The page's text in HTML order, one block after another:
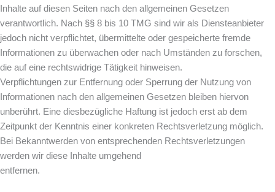
Inhalte auf diesen Seiten nach den allgemeinen Gesetzen
verantwortlich. Nach §§ 8 bis 10 TMG sind wir als Diensteanbieter
jedoch nicht verpflichtet, übermittelte oder gespeicherte fremde
Informationen zu überwachen oder nach Umständen zu forschen,
die auf eine rechtswidrige Tätigkeit hinweisen.
Verpflichtungen zur Entfernung oder Sperrung der Nutzung von
Informationen nach den allgemeinen Gesetzen bleiben hiervon
unberührt. Eine diesbezügliche Haftung ist jedoch erst ab dem
Zeitpunkt der Kenntnis einer konkreten Rechtsverletzung möglich.
Bei Bekanntwerden von entsprechenden Rechtsverletzungen
werden wir diese Inhalte umgehend
entfernen.